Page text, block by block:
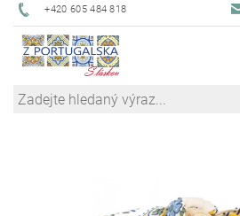
+420 605 484 818